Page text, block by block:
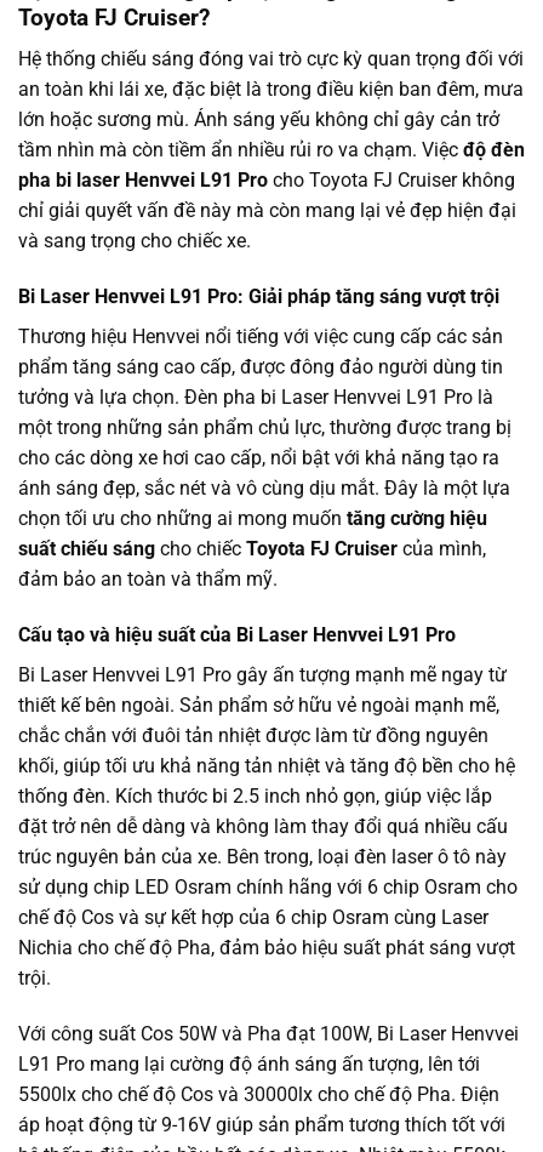
Toyota FJ Cruiser?
Hệ thống chiếu sáng đóng vai trò cực kỳ quan trọng đối với
an toàn khi lái xe, đặc biệt là trong điều kiện ban đêm, mưa
lớn hoặc sương mù. Ánh sáng yếu không chỉ gây cản trở
tầm nhìn mà còn tiềm ẩn nhiều rủi ro va chạm. Việc độ đèn
pha bi laser Henvvei L91 Pro cho Toyota FJ Cruiser không
chỉ giải quyết vấn đề này mà còn mang lại vẻ đẹp hiện đại
và sang trọng cho chiếc xe.
Bi Laser Henvvei L91 Pro: Giải pháp tăng sáng vượt trội
Thương hiệu Henvvei nổi tiếng với việc cung cấp các sản
phẩm tăng sáng cao cấp, được đông đảo người dùng tin
tưởng và lựa chọn. Đèn pha bi Laser Henvvei L91 Pro là
một trong những sản phẩm chủ lực, thường được trang bị
cho các dòng xe hơi cao cấp, nổi bật với khả năng tạo ra
ánh sáng đẹp, sắc nét và vô cùng dịu mắt. Đây là một lựa
chọn tối ưu cho những ai mong muốn tăng cường hiệu
suất chiếu sáng cho chiếc Toyota FJ Cruiser của mình,
đảm bảo an toàn và thẩm mỹ.
Cấu tạo và hiệu suất của Bi Laser Henvvei L91 Pro
Bi Laser Henvvei L91 Pro gây ấn tượng mạnh mẽ ngay từ
thiết kế bên ngoài. Sản phẩm sở hữu vẻ ngoài mạnh mẽ,
chắc chắn với đuôi tản nhiệt được làm từ đồng nguyên
khối, giúp tối ưu khả năng tản nhiệt và tăng độ bền cho hệ
thống đèn. Kích thước bi 2.5 inch nhỏ gọn, giúp việc lắp
đặt trở nên dễ dàng và không làm thay đổi quá nhiều cấu
trúc nguyên bản của xe. Bên trong, loại đèn laser ô tô này
sử dụng chip LED Osram chính hãng với 6 chip Osram cho
chế độ Cos và sự kết hợp của 6 chip Osram cùng Laser
Nichia cho chế độ Pha, đảm bảo hiệu suất phát sáng vượt
trội.
Với công suất Cos 50W và Pha đạt 100W, Bi Laser Henvvei
L91 Pro mang lại cường độ ánh sáng ấn tượng, lên tới
5500lx cho chế độ Cos và 30000lx cho chế độ Pha. Điện
áp hoạt động từ 9-16V giúp sản phẩm tương thích tốt với